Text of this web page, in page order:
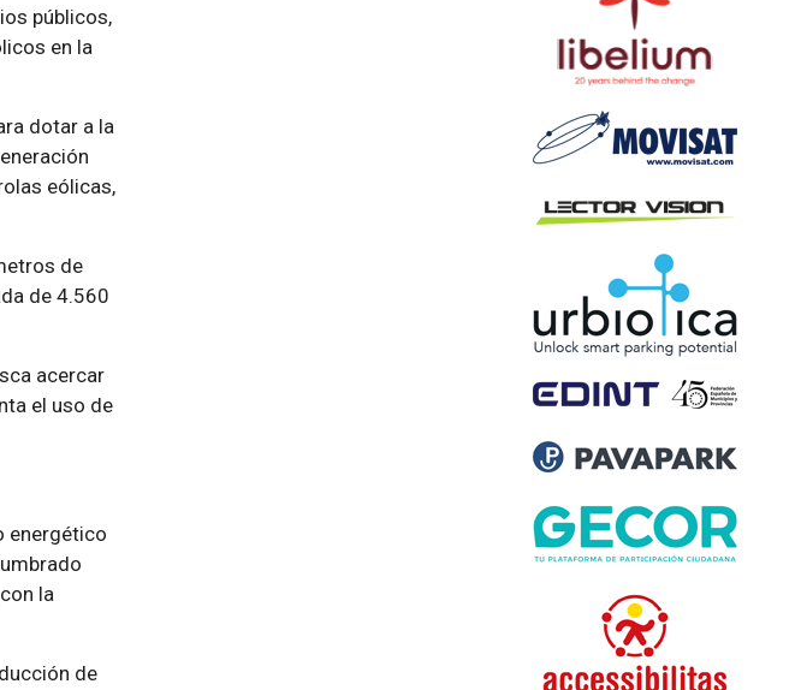
públicos,
en la
dotar a la
eólicas,
de
de 4.560
acercar
el uso de
energético
la
de